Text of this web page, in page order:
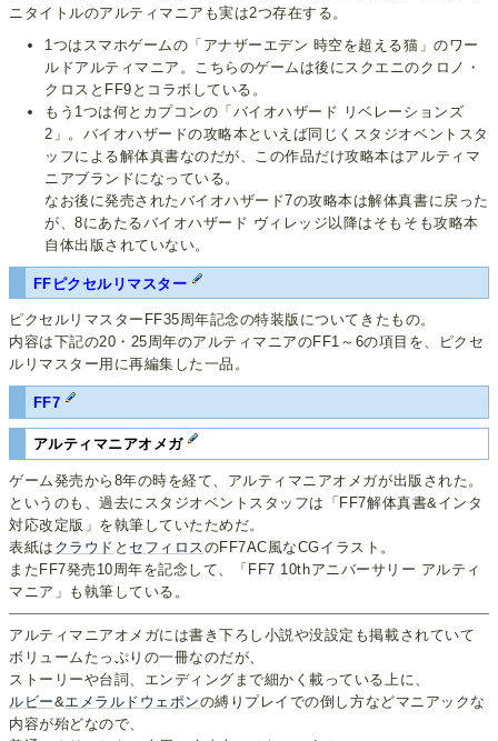
ニタイトルのアルティマニアも実は2つ存在する。
1つはスマホゲームの「アナザーエデン 時空を超える猫」のワー
ルドアルティマニア。こちらのゲームは後にスクエニのクロノ・
クロスとFF9とコラボしている。
もう1つは何とカプコンの「バイオハザード リベレーションズ
2」。バイオハザードの攻略本といえば同じくスタジオベントスタ
ッフによる解体真書なのだが、この作品だけ攻略本はアルティマ
ニアブランドになっている。
なお後に発売されたバイオハザード7の攻略本は解体真書に戻った
が、8にあたるバイオハザード ヴィレッジ以降はそもそも攻略本
自体出版されていない。
FFピクセルリマスター
ピクセルリマスターFF35周年記念の特装版についてきたもの。
内容は下記の20・25周年のアルティマニアのFF1～6の項目を、ピクセ
ルリマスター用に再編集した一品。
FF7
アルティマニアオメガ
ゲーム発売から8年の時を経て、アルティマニアオメガが出版された。
というのも、過去にスタジオベントスタッフは「FF7解体真書&インタ
対応改定版」を執筆していたためだ。
表紙は クラウド と セフィロス のFF7AC風なCGイラスト。
またFF7発売10周年を記念して、「FF7 10thアニバーサリー アルティ
マニア」も執筆している。
アルティマニアオメガには書き下ろし小説や没設定も掲載されていて
ボリュームたっぷりの一冊なのだが、
ストーリーや台詞、エンディングまで細かく載っている上に、
ルビー&エメラルドウェポンの縛りプレイでの倒し方などマニアックな
内容が殆どなので、